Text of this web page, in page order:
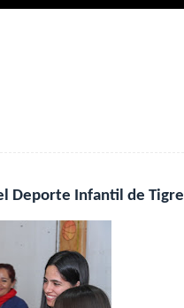
Deporte Infantil de Tigre